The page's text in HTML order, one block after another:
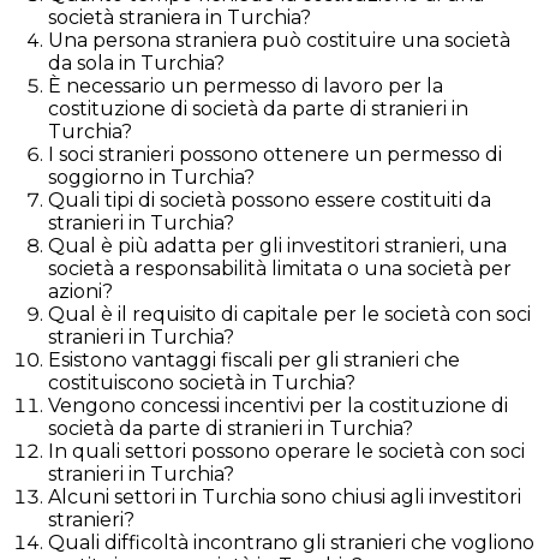
società straniera in Turchia?
Una persona straniera può costituire una società
da sola in Turchia?
È necessario un permesso di lavoro per la
costituzione di società da parte di stranieri in
Turchia?
I soci stranieri possono ottenere un permesso di
soggiorno in Turchia?
Quali tipi di società possono essere costituiti da
stranieri in Turchia?
Qual è più adatta per gli investitori stranieri, una
società a responsabilità limitata o una società per
azioni?
Qual è il requisito di capitale per le società con soci
stranieri in Turchia?
Esistono vantaggi fiscali per gli stranieri che
costituiscono società in Turchia?
Vengono concessi incentivi per la costituzione di
società da parte di stranieri in Turchia?
In quali settori possono operare le società con soci
stranieri in Turchia?
Alcuni settori in Turchia sono chiusi agli investitori
stranieri?
Quali difficoltà incontrano gli stranieri che vogliono